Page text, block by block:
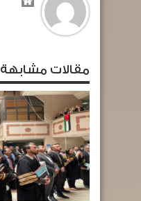
مقالات مشابهة